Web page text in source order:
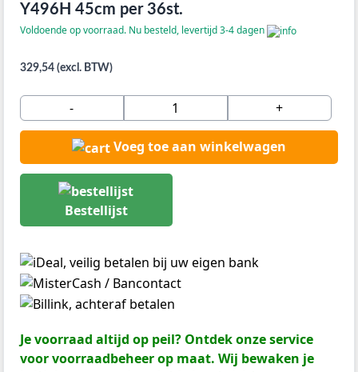
Y496H 45cm per 36st.
Voldoende op voorraad. Nu besteld, levertijd 3-4 dagen
329,54 (excl. BTW)
- +
Voeg toe aan winkelwagen
Bestellijst
Je voorraad altijd op peil? Ontdek onze service
voor voorraadbeheer op maat. Wij bewaken je